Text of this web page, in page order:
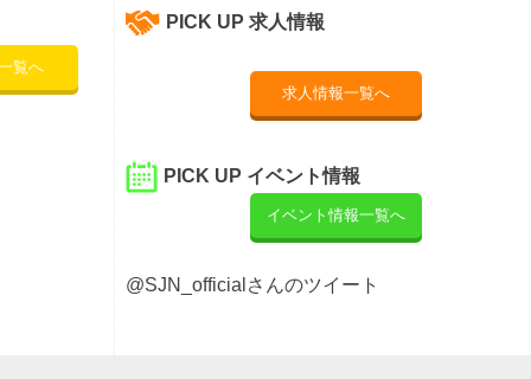
覧へ
PICK UP 求人情報
求人情報一覧へ
PICK UP イベント情報
イベント情報一覧へ
@SJN_officialさんのツイート